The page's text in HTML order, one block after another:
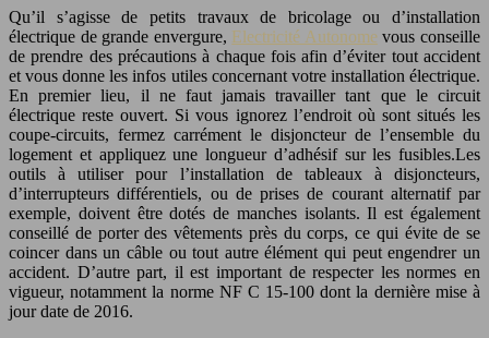
Qu’il s’agisse de petits travaux de bricolage ou d’installation
électrique de grande envergure, Electricité Autonomevous conseille
de prendre des précautions à chaque fois afin d’éviter tout accident
et vous donne les infos utiles concernant votre installation électrique.
En premier lieu, il ne faut jamais travailler tant que le circuit
électrique reste ouvert. Si vous ignorez l’endroit où sont situés les
coupe-circuits, fermez carrément le disjoncteur de l’ensemble du
logement et appliquez une longueur d’adhésif sur les fusibles.Les
outils à utiliser pour l’installation de tableaux à disjoncteurs,
d’interrupteurs différentiels, ou de prises de courant alternatif par
exemple, doivent être dotés de manches isolants. Il est également
conseillé de porter des vêtements près du corps, ce qui évite de se
coincer dans un câble ou tout autre élément qui peut engendrer un
accident. D’autre part, il est important de respecter les normes en
vigueur, notamment la norme NF C 15-100 dont la dernière mise à
jour date de 2016.